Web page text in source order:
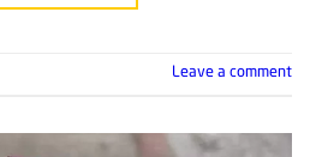
Leave a comment